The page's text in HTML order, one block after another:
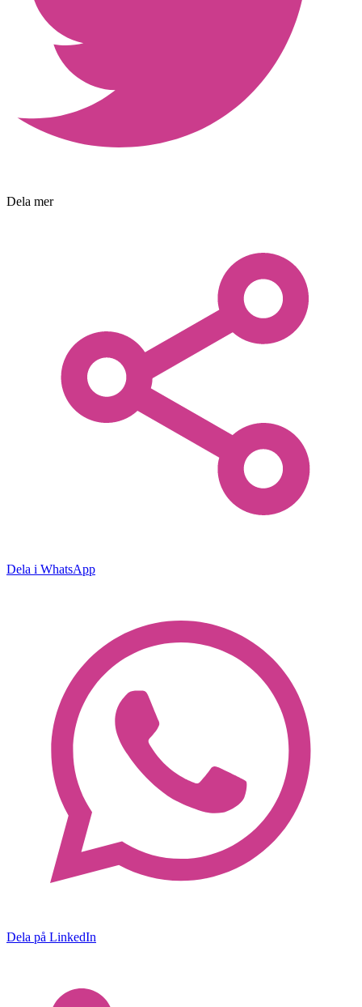
Dela mer
Dela i WhatsApp
Dela på LinkedIn